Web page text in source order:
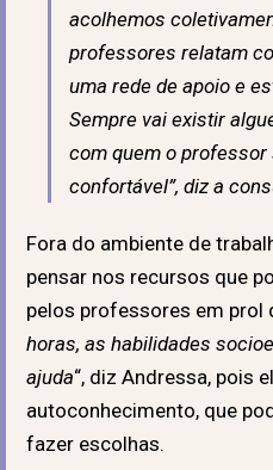
acolhemos
professores relatam
uma rede de apoio e
Sempre vai existir
com quem o
confortável”, diz a
Fora do ambiente de
pensar nos recursos que
pelos professores em prol
horas, as habilidades
ajuda“, diz Andressa, pois
autoconhecimento, que
fazer escolhas.